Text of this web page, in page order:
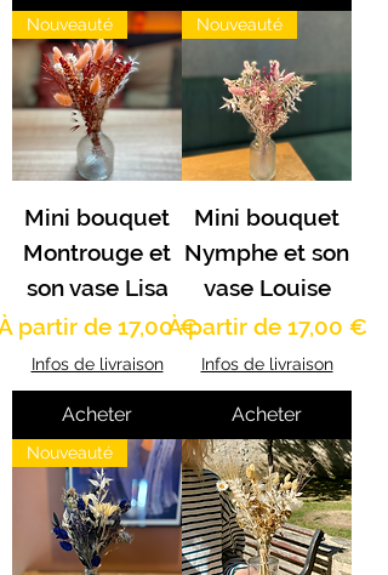
Nouveauté
Mini bouquet
Montrouge et
son vase Lisa
partir de 17,00 €
promotionnel
Infos de livraison
Acheter
Nouveauté
Mini bouquet
Nymphe et son
vase Louise
À partir de 17,00 €
Prix promotionnel
Infos de livraison
Acheter
Nouveauté